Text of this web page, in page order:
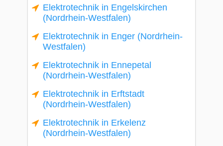
Elektrotechnik in Engelskirchen
(Nordrhein-Westfalen)
Elektrotechnik in Enger (Nordrhein-
Westfalen)
Elektrotechnik in Ennepetal
(Nordrhein-Westfalen)
Elektrotechnik in Erftstadt
(Nordrhein-Westfalen)
Elektrotechnik in Erkelenz
(Nordrhein-Westfalen)